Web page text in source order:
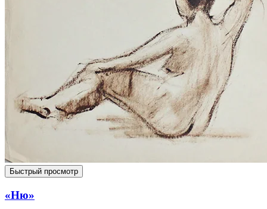
Быстрый просмотр
«Ню»